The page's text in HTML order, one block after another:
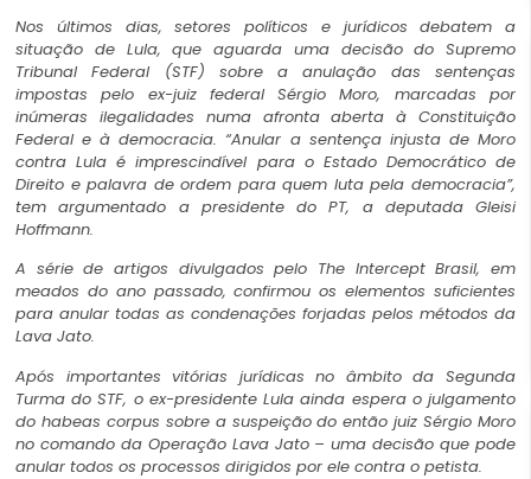
Nos últimos dias, setores políticos e jurídicos debatem a
situação de Lula, que aguarda uma decisão do Supremo
Tribunal Federal (STF) sobre a anulação das sentenças
impostas pelo ex-juiz federal Sérgio Moro, marcadas por
inúmeras ilegalidades numa afronta aberta à Constituição
Federal e à democracia. “Anular a sentença injusta de Moro
contra Lula é imprescindível para o Estado Democrático de
Direito e palavra de ordem para quem luta pela democracia”,
tem argumentado a presidente do PT, a deputada Gleisi
Hoffmann.
A série de artigos divulgados pelo The Intercept Brasil, em
meados do ano passado, confirmou os elementos suficientes
para anular todas as condenações forjadas pelos métodos da
Lava Jato.
Após importantes vitórias jurídicas no âmbito da Segunda
Turma do STF, o ex-presidente Lula ainda espera o julgamento
do habeas corpus sobre a suspeição do então juiz Sérgio Moro
no comando da Operação Lava Jato – uma decisão que pode
anular todos os processos dirigidos por ele contra o petista.